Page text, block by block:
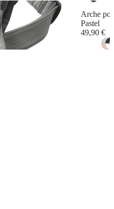
Arche
Pastel
49,90 €